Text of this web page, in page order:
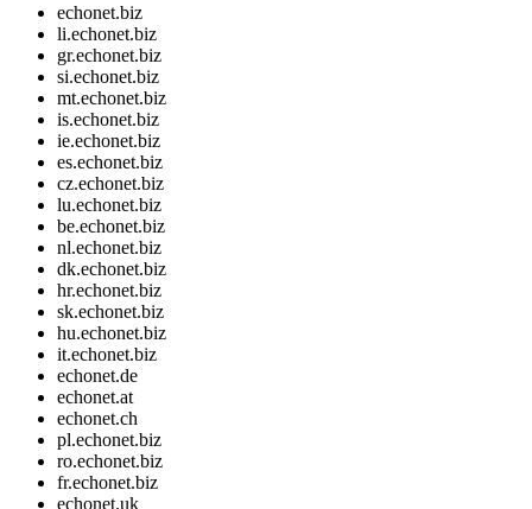
echonet.biz
li.echonet.biz
gr.echonet.biz
si.echonet.biz
mt.echonet.biz
is.echonet.biz
ie.echonet.biz
es.echonet.biz
cz.echonet.biz
lu.echonet.biz
be.echonet.biz
nl.echonet.biz
dk.echonet.biz
hr.echonet.biz
sk.echonet.biz
hu.echonet.biz
it.echonet.biz
echonet.de
echonet.at
echonet.ch
pl.echonet.biz
ro.echonet.biz
fr.echonet.biz
echonet.uk